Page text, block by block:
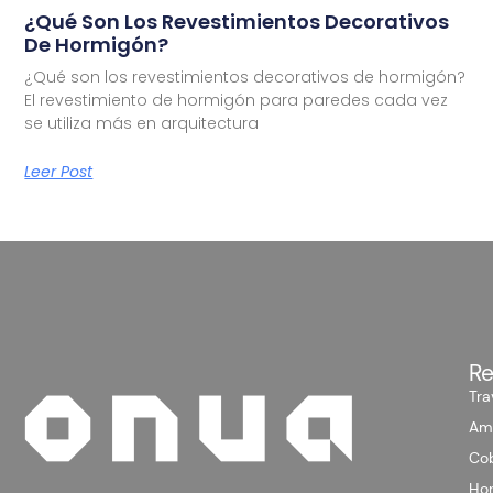
¿Qué Son Los Revestimientos Decorativos
De Hormigón?
¿Qué son los revestimientos decorativos de hormigón?
El revestimiento de hormigón para paredes cada vez
se utiliza más en arquitectura
Leer Post